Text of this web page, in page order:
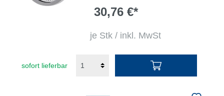
30,76 €*
je Stk / inkl. MwSt
sofort lieferbar